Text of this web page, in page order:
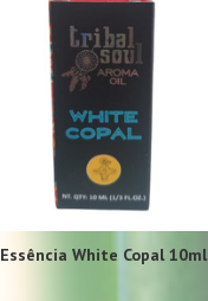
Essência White Copal 10ml